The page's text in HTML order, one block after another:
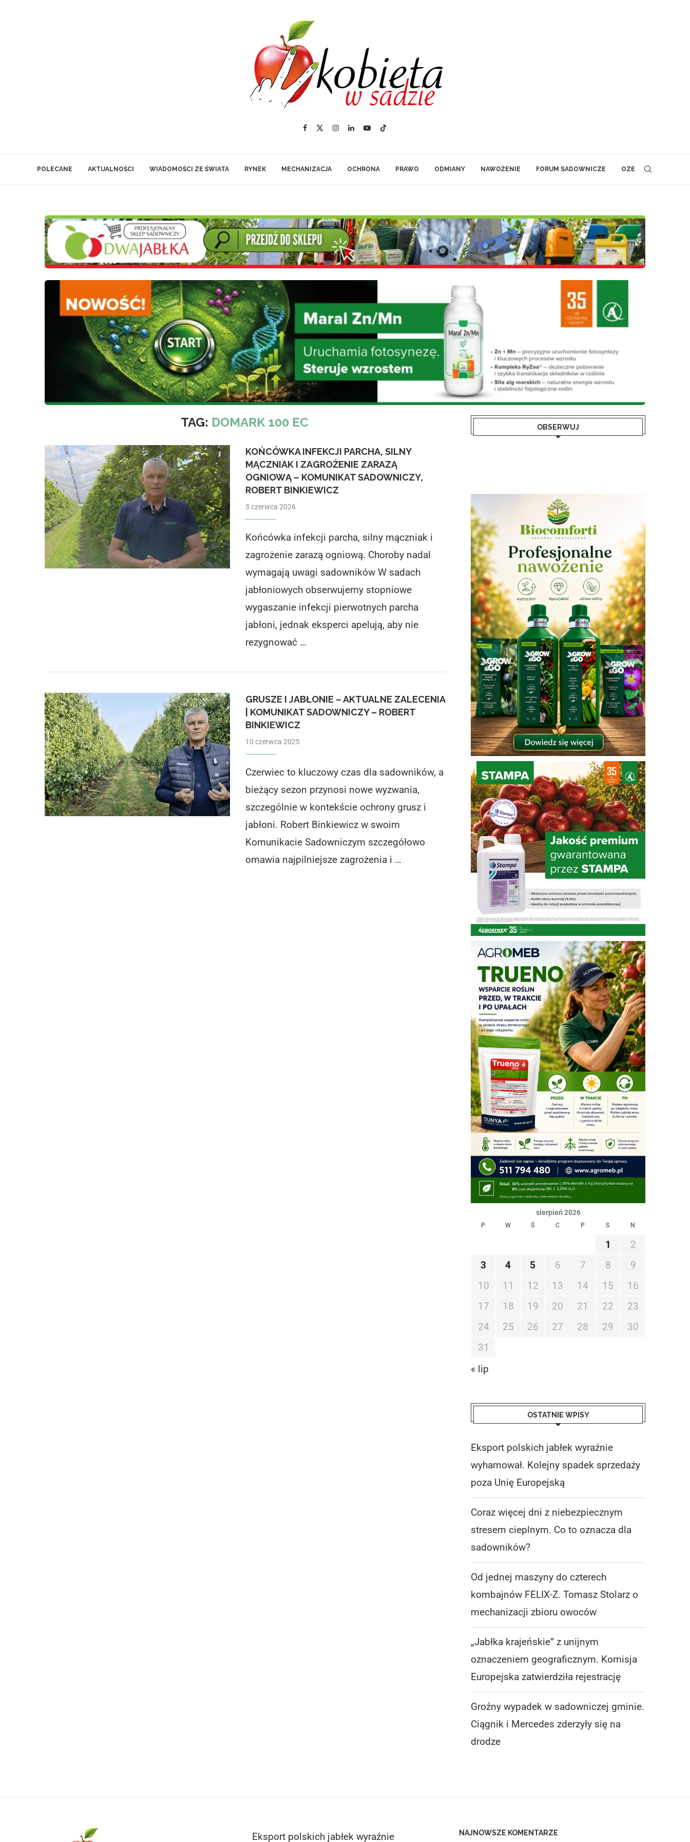
POLECANE AKTUALNOŚCI WIADOMOŚCI ZE ŚWIATA RYNEK MECHANIZACJA OCHRONA PRAWO ODMIANY NAWOŻENIE FORUM SADOWNICZE OZE
TAG: DOMARK 100 EC
KOŃCÓWKA INFEKCJI PARCHA, SILNY
MĄCZNIAK I ZAGROŻENIE ZARAZĄ
OGNIOWĄ – KOMUNIKAT SADOWNICZY,
ROBERT BINKIEWICZ
3 czerwca 2026
Końcówka infekcji parcha, silny mączniak i
zagrożenie zarazą ogniową. Choroby nadal
wymagają uwagi sadowników W sadach
jabłoniowych obserwujemy stopniowe
wygaszanie infekcji pierwotnych parcha
jabłoni, jednak eksperci apelują, aby nie
rezygnować …
GRUSZE I JABŁONIE – AKTUALNE ZALECENIA
| KOMUNIKAT SADOWNICZY – ROBERT
BINKIEWICZ
10 czerwca 2025
Czerwiec to kluczowy czas dla sadowników, a
bieżący sezon przynosi nowe wyzwania,
szczególnie w kontekście ochrony grusz i
jabłoni. Robert Binkiewicz w swoim
Komunikacie Sadowniczym szczegółowo
omawia najpilniejsze zagrożenia i …
OBSERWUJ
sierpień 2026
P W Ś C P S N
1
2
3
4 5 6 7 8
9
10
11 12 13 14 15
16
17
18 19 20 21 22
23
24
25 26 27 28 29
30
31
« lip
OSTATNIE WPISY
Eksport polskich jabłek wyraźnie
wyhamował. Kolejny spadek sprzedaży
poza Unię Europejską
Coraz więcej dni z niebezpiecznym
stresem cieplnym. Co to oznacza dla
sadowników?
Od jednej maszyny do czterech
kombajnów FELIX-Z. Tomasz Stolarz o
mechanizacji zbioru owoców
„Jabłka krajeńskie” z unijnym
oznaczeniem geograficznym. Komisja
Europejska zatwierdziła rejestrację
Groźny wypadek w sadowniczej gminie.
Ciągnik i Mercedes zderzyły się na
drodze
Eksport polskich jabłek wyraźnie NAJNOWSZE KOMENTARZE